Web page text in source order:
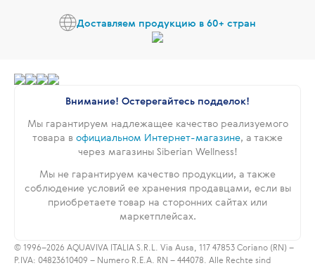
Доставляем продукцию в 60+ стран
Внимание! Остерегайтесь подделок!
Мы гарантируем надлежащее качество реализуемого
товара в официальном Интернет-магазине, а также
через магазины Siberian Wellness!
Мы не гарантируем качество продукции, а также
соблюдение условий ее хранения продавцами, если вы
приобретаете товар на сторонних сайтах или
маркетплейсах.
© 1996–2026 AQUAVIVA ITALIA S.R.L. Via Ausa, 117 47853 Coriano (RN) –
P.IVA: 04823610409 – Numero R.E.A. RN – 444078. Alle Rechte sind